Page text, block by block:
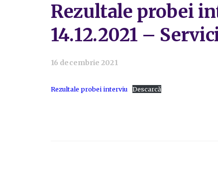
Rezultale probei
14.12.2021 –
16 decembrie 2021
Rezultale probei interviu Descarcă